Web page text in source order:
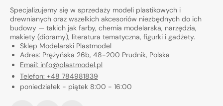
Specjalizujemy się w sprzedaży modeli plastikowych i
drewnianych oraz wszelkich akcesoriów niezbędnych do ich
budowy — takich jak farby, chemia modelarska, narzędzia,
makiety (dioramy), literatura tematyczna, figurki i gadżety.
Sklep Modelarski Plastmodel
Adres: Prężyńska 26b, 48-200 Prudnik, Polska
Email: info@plastmodel.pl
Telefon: +48 784981839
poniedziałek - piątek 8:00 - 16:00